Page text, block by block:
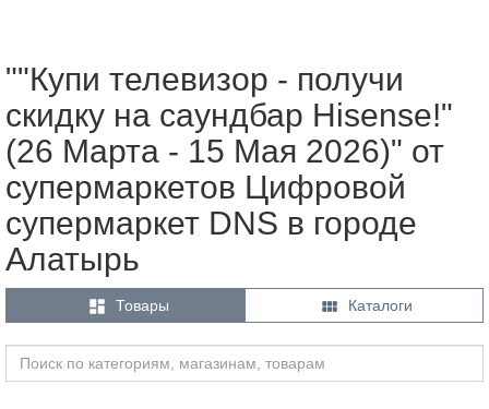
""Купи телевизор - получи
скидку на саундбар Hisense!"
(26 Марта - 15 Мая 2026)" от
супермаркетов Цифровой
супермаркет DNS в городе
Алатырь
 Товары  Каталоги